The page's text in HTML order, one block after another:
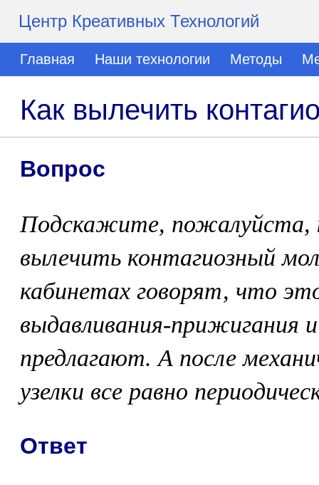
Центр Креативных Технологий
Главная Наши технологии Методы
Как вылечить
Вопрос
Подскажите, пожалуйста,
вылечить контагиозный
кабинетах говорят, что
выдавливания-прижигания
предлагают. А после
узелки все равно
Ответ